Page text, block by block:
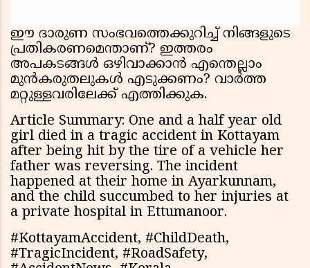
ഈ ദാരുണ സംഭവത്തെക്കുറിച്ച് നിങ്ങളുടെ
പ്രതികരണമെന്താണ്? ഇത്തരം
അപകടങ്ങൾ ഒഴിവാക്കാൻ എന്തെല്ലാം
മുൻകരുതലുകൾ എടുക്കണം? വാർത്ത
മറ്റുള്ളവരിലേക്ക് എത്തിക്കുക.
Article Summary: One and a half year old
girl died in a tragic accident in Kottayam
after being hit by the tire of a vehicle her
father was reversing. The incident
happened at their home in Ayarkunnam,
and the child succumbed to her injuries at
a private hospital in Ettumanoor.
#KottayamAccident, #ChildDeath,
#TragicIncident, #RoadSafety,